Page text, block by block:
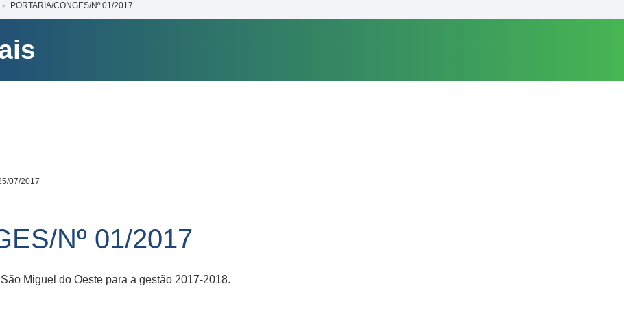
PORTARIA/CONGES/Nº 01/2017
07/2017
Nº 01/2017
Miguel do Oeste para a gestão 2017-2018.